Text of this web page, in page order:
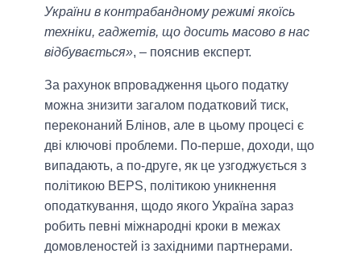
України в контрабандному режимі якоїсь
техніки, гаджетів, що досить масово в нас
відбувається», – пояснив експерт.
За рахунок впровадження цього податку
можна знизити загалом податковий тиск,
переконаний Блінов, але в цьому процесі є
дві ключові проблеми. По-перше, доходи, що
випадають, а по-друге, як це узгоджується з
політикою BEPS, політикою уникнення
оподаткування, щодо якого Україна зараз
робить певні міжнародні кроки в межах
домовленостей із західними партнерами.